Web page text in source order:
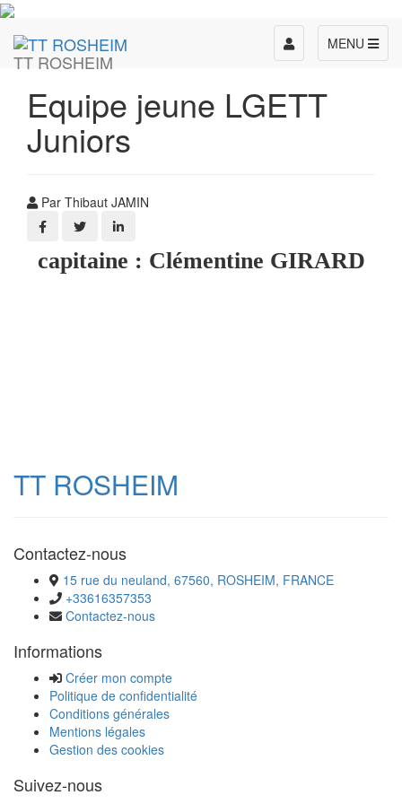
TT ROSHEIM
MENU
Toggle
navigation
Equipe jeune LGETT
Juniors
Par Thibaut JAMIN
capitaine : Clémentine GIRARD
TT ROSHEIM
Contactez-nous
15 rue du neuland, 67560, ROSHEIM, FRANCE
+33616357353
Contactez-nous
Informations
Créer mon compte
Politique de confidentialité
Conditions générales
Mentions légales
Gestion des cookies
Suivez-nous